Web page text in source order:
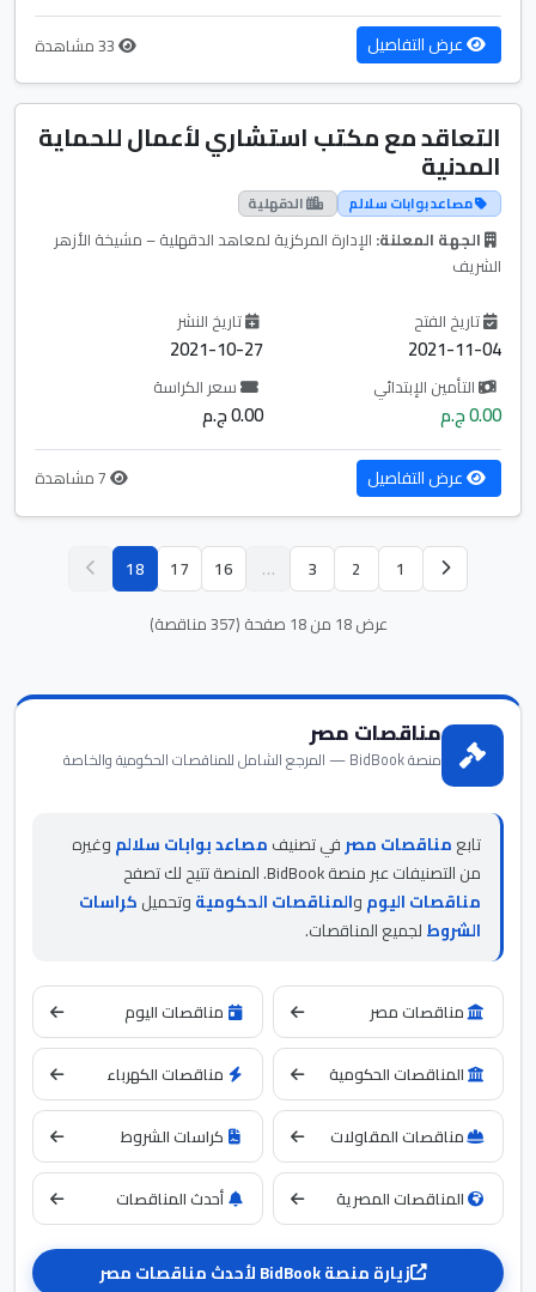
عرض التفاصيل
التعاقد مع مكتب استشاري لأعمال للحماية
المدنية
مصاعد بوابات سلالم الدقهلية
الجهة المعلنة: الإدارة المركزية لمعاهد الدقهلية – مشيخة الأزهر
الشريف
تاريخ الفتح
2021-11-04
تاريخ النشر
2021-10-27
التأمين الإبتدائي
0.00 ج.م
سعر الكراسة
0.00 ج.م
عرض التفاصيل
1
2
3
…
16
17
18
عرض 18 من 18 صفحة (357 مناقصة)
مناقصات مصر
منصة BidBook — المرجع الشامل للمناقصات الحكومية والخاصة
تابعمناقصات مصرفي تصنيفمصاعد بوابات سلالموغيره
من التصنيفات عبر منصة BidBook. المنصة تتيح لك تصفح
مناقصات اليوموالمناقصات الحكوميةوتحميلكراسات
الشروطلجميع المناقصات.
مناقصات مصر مناقصات اليوم
المناقصات الحكومية مناقصات الكهرباء
مناقصات المقاولات كراسات الشروط
المناقصات المصرية أحدث المناقصات
زيارة منصة BidBook لأحدث مناقصات مصر